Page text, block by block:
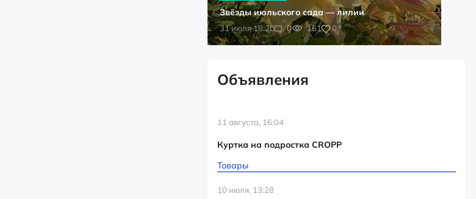
31 июля 18:20 0 151 0
Звёзды июльского сада — лилии
Объявления
11 августа, 16:04
Куртка на подростка CROPP
Товары
10 июля, 13:28